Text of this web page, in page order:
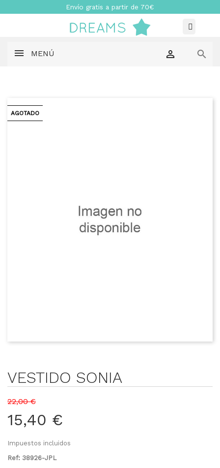
Envío gratis a partir de 70€
MENÚ  
AGOTADO
VESTIDO SONIA
22,00 €
15,40 €
Impuestos incluidos
Ref: 38926-JPL